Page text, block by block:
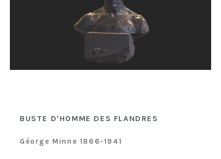
BUSTE D'HOMME DES FLANDRES​
Géorge Minne 1866-1941